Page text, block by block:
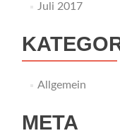
Juli 2017
Allgemein
META